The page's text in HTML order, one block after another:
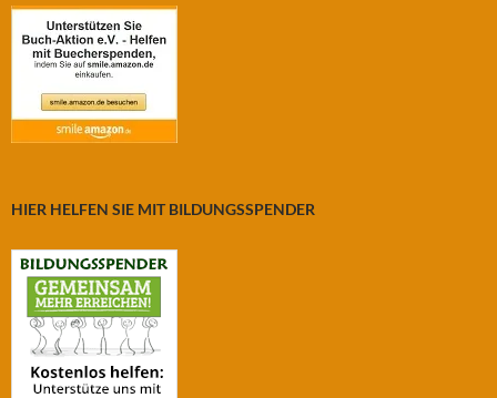
HIER HELFEN SIE MIT BILDUNGSSPENDER